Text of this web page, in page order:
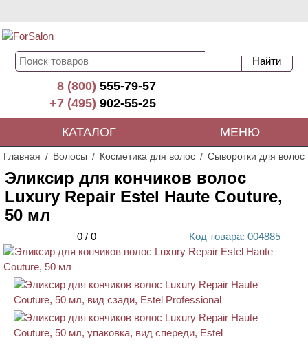
8 (800)555-79-57
+7 (495)902-55-25
КАТАЛОГ МЕНЮ
Главная Волосы Косметика для волос Сыворотки для волос
Эликсир для кончиков волос
Luxury Repair Estel Haute Couture,
50 мл
0 / 0 Код товара: 004885